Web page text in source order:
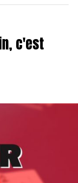
c'est